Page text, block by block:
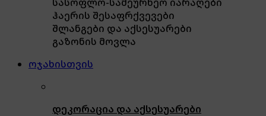
ჰაერის შესაფრქვევები
შლანგები და აქსესუარები
გაზონის მოვლა
ოჯახისთვის
დეკორაცია და აქსესუარები